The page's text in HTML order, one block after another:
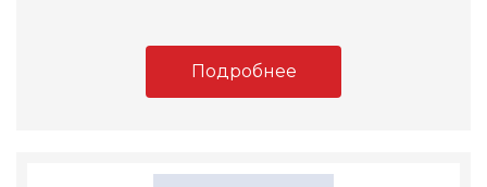
Подробнее